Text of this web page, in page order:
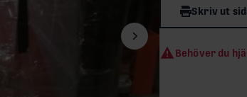
Nästa bild
Skriv ut
Behöver du